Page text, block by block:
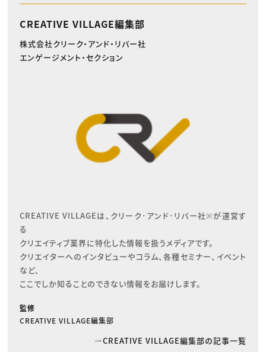
CREATIVE VILLAGE編集部
株式会社クリーク・アンド・リバー社
エンゲージメント・セクション
CREATIVE VILLAGEは、クリーク･アンド･リバー社※が運営す
る
クリエイティブ業界に特化した情報を扱うメディアです。
クリエイターへのインタビューやコラム、各種セミナー、イベント
など、
ここでしか知ることのできない情報をお届けします。
監修
CREATIVE VILLAGE編集部
CREATIVE VILLAGE編集部の記事一覧